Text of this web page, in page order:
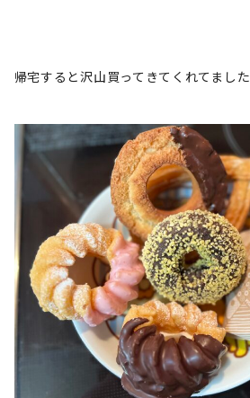
帰宅すると沢山買ってきてくれてました